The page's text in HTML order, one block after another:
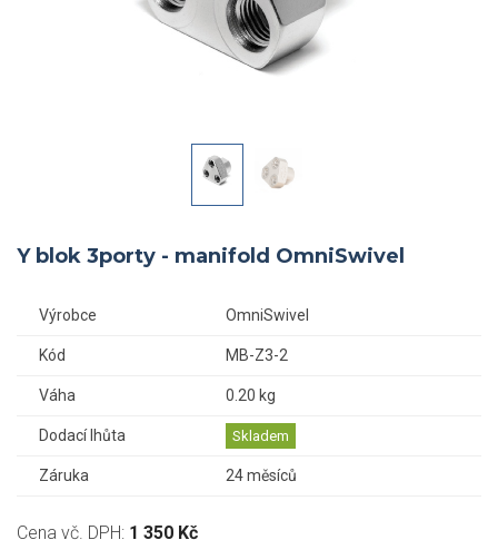
Y blok 3porty - manifold OmniSwivel
Výrobce OmniSwivel
Kód MB-Z3-2
Váha 0.20 kg
Dodací lhůta Skladem
Záruka 24 měsíců
Cena vč. DPH: 1 350 Kč